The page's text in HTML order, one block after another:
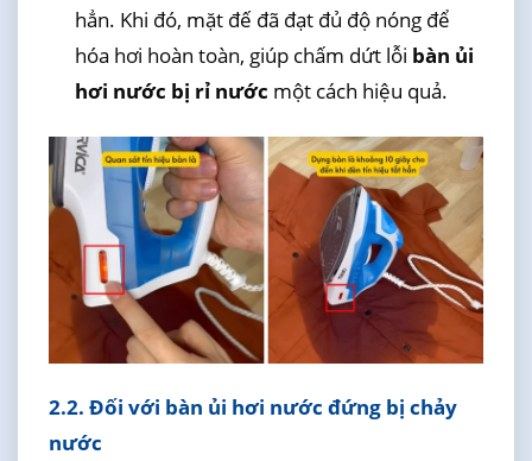
hẳn. Khi đó, mặt đế đã đạt đủ độ nóng để
hóa hơi hoàn toàn, giúp chấm dứt lỗi bàn ủi
hơi nước bị rỉ nước một cách hiệu quả.
2.2. Đối với bàn ủi hơi nước đứng bị chảy
nước